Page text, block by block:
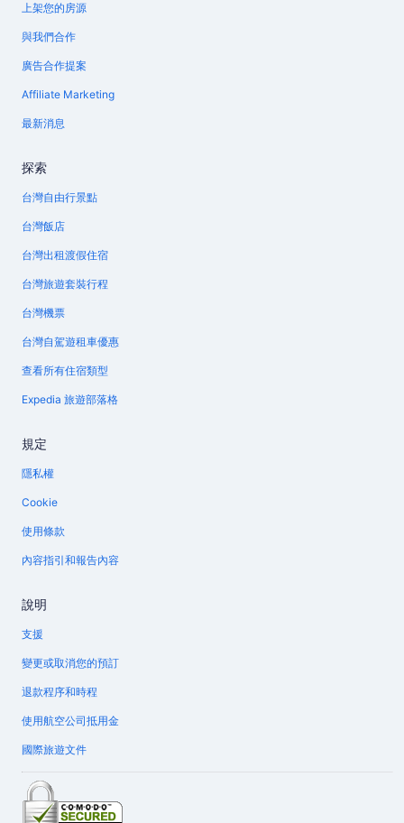
上架您的房源
與我們合作
廣告合作提案
Affiliate Marketing
最新消息
探索
台灣自由行景點
台灣飯店
台灣出租渡假住宿
台灣旅遊套裝行程
台灣機票
台灣自駕遊租車優惠
查看所有住宿類型
Expedia 旅遊部落格
規定
隱私權
Cookie
使用條款
內容指引和報告內容
說明
支援
變更或取消您的預訂
退款程序和時程
使用航空公司抵用金
國際旅遊文件